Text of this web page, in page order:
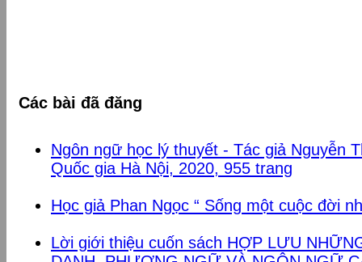
Các bài đã đăng
Ngôn ngữ học lý thuyết - Tác giả Nguyễn
Quốc gia Hà Nội, 2020, 955 trang
Học giả Phan Ngọc “ Sống một cuộc đời
Lời giới thiệu cuốn sách HỢP LƯU